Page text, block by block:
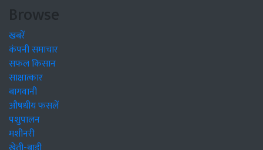
Browse
खबरें
कंपनी समाचार
सफल किसान
साक्षात्कार
बागवानी
औषधीय फसलें
पशुपालन
मशीनरी